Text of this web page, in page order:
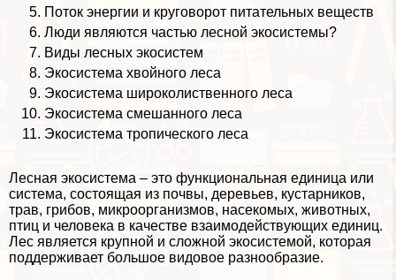
Поток энергии и круговорот питательных веществ
Люди являются частью лесной экосистемы?
Виды лесных экосистем
Экосистема хвойного леса
Экосистема широколиственного леса
Экосистема смешанного леса
Экосистема тропического леса
Лесная экосистема – это функциональная единица или
система, состоящая из почвы, деревьев, кустарников,
трав, грибов, микроорганизмов, насекомых, животных,
птиц и человека в качестве взаимодействующих единиц.
Лес является крупной и сложной экосистемой, которая
поддерживает большое видовое разнообразие.